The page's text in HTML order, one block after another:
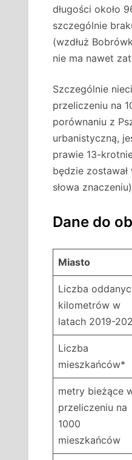
długości około
szczególnie
(wzdłuż
nie ma nawet
Szczególnie
przeliczeniu na
porównaniu z
urbanistyczną,
prawie 13-
będzie
słowa
Dane do
Miasto
Liczba
kilometrów w
latach 2019-
Liczba
mieszkańców*
metry bieżące
przeliczeniu na
1000
mieszkańców